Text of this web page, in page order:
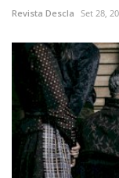
Revista Descla Set 28,